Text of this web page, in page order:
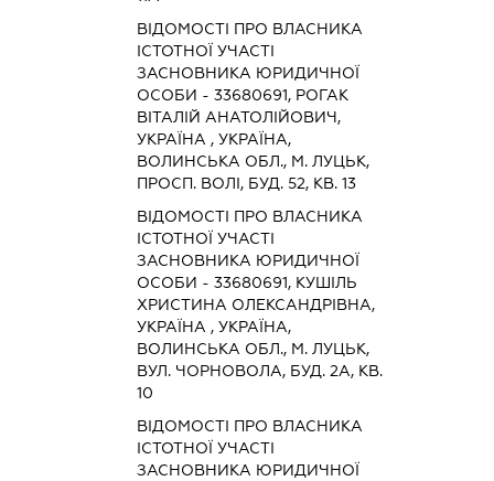
ВІДОМОСТІ ПРО ВЛАСНИКА
ІСТОТНОЇ УЧАСТІ
ЗАСНОВНИКА ЮРИДИЧНОЇ
ОСОБИ - 33680691, РОГАК
ВІТАЛІЙ АНАТОЛІЙОВИЧ,
УКРАЇНА , УКРАЇНА,
ВОЛИНСЬКА ОБЛ., М. ЛУЦЬК,
ПРОСП. ВОЛІ, БУД. 52, КВ. 13
ВІДОМОСТІ ПРО ВЛАСНИКА
ІСТОТНОЇ УЧАСТІ
ЗАСНОВНИКА ЮРИДИЧНОЇ
ОСОБИ - 33680691, КУШІЛЬ
ХРИСТИНА ОЛЕКСАНДРІВНА,
УКРАЇНА , УКРАЇНА,
ВОЛИНСЬКА ОБЛ., М. ЛУЦЬК,
ВУЛ. ЧОРНОВОЛА, БУД. 2А, КВ.
10
ВІДОМОСТІ ПРО ВЛАСНИКА
ІСТОТНОЇ УЧАСТІ
ЗАСНОВНИКА ЮРИДИЧНОЇ